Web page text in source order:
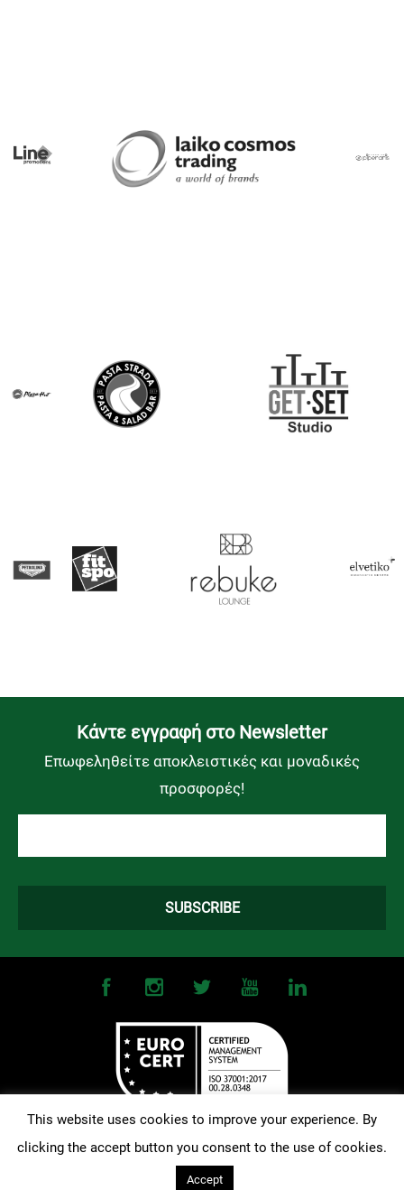
Kάντε εγγραφή στο Newsletter
Επωφεληθείτε αποκλειστικές και μοναδικές
προσφορές!
©2026OMONOIA FC. All Rights Reserved | Terms and Conditions|
| Designed and Developed by
This website uses cookies to improve your experience. By
clicking the accept button you consent to the use of cookies.
Accept